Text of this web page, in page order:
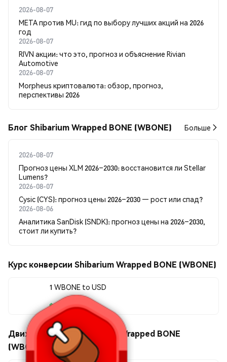
2026-08-07
META против MU: гид по выбору лучших акций на 2026
год
2026-08-07
RIVN акции: что это, прогноз и объяснение Rivian
Automotive
2026-08-07
Morpheus криптовалюта: обзор, прогноз,
перспективы 2026
Блог Shibarium Wrapped BONE (WBONE) Больше
2026-08-07
Прогноз цены XLM 2026–2030: восстановится ли Stellar
Lumens?
2026-08-07
Cysic (CYS): прогноз цены 2026–2030 — рост или спад?
2026-08-06
Аналитика SanDisk (SNDK): прогноз цены на 2026–2030,
стоит ли купить?
Курс конверсии Shibarium Wrapped BONE (WBONE)
1 WBONE to USD
$0.233004
Движения цены Shibarium Wrapped BONE
(WBONE)